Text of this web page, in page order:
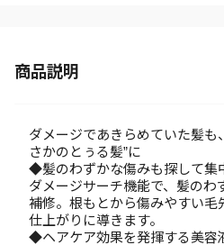
商品説明
ダメージであきらめていた髪も
さかのとぅる髪”に
◆髪のわずかな傷みも探して集
ダメージサーチ機能で、髪のわ
補修。根もとから傷みやすい毛
仕上がりに導きます。
◆ヘアケア効果を発揮する美容